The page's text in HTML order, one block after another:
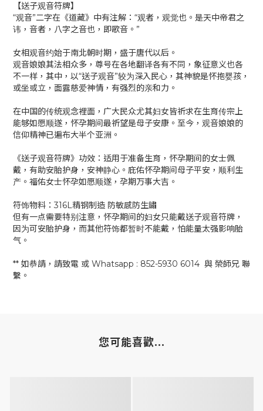
【送子观音符牌】
“观音”二字在《道藏》中有注解：“观者，观觉也。是天中帝君之
讳，音者，八字之音也，即歌音。”
女相观音约始于南北朝时期，盛于唐代以后。
观音娘娘其法相众多，尊号在各地翻译各有不同，象征意义也各
不一样，其中，以“送子观音”较为深入民心，其神貌是怀抱婴孩，
或坐或立，面露慈爱神情，有强烈的亲和力。
在中国的传统观念裡面，广大民众尤其妇女皆祈求在生育传宗上
能够如愿顺遂，怀孕期间最祈望是母子安康。至今，观音娘娘的
信仰精神已遍布大半个亚洲。
《送子观音符牌》功效：适用于准备生育，怀孕期间的女士佩
戴，有助安胎护身，安神静心。庇佑怀孕期间母子平安，顺利生
产。福佑女士怀孕如愿顺遂，孕期万事大吉。
符饰物料：316L精钢制造 防敏感防生鏽
但有一点需要特别注意，怀孕期间的妇女只能戴送子观音符牌，
因为可安胎护身，而其他符饰都暂时不能戴，怕能量太强影响胎
气。
** 如恭請，請致電 或 Whatsapp : 852-5930 6014 與 榮師兄 聯
繫。
您可能喜歡...